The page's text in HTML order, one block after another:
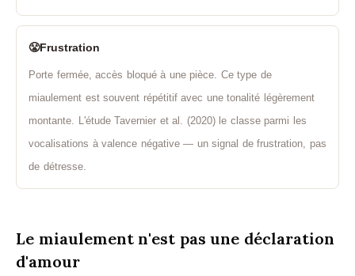
😤Frustration
Porte fermée, accès bloqué à une pièce. Ce type de
miaulement est souvent répétitif avec une tonalité légèrement
montante. L'étude Tavernier et al. (2020) le classe parmi les
vocalisations à valence négative — un signal de frustration, pas
de détresse.
Le miaulement n'est pas une déclaration
d'amour